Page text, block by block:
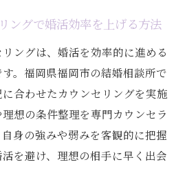
ングで婚活効率を上げる方法
ングは、婚活を効率的に進める
。福岡県福岡市の結婚相談所で
合わせたカウンセリングを実施
想の条件整理を専門カウンセラ
身の強みや弱みを客観的に把握
を避け、理想の相手に早く出会